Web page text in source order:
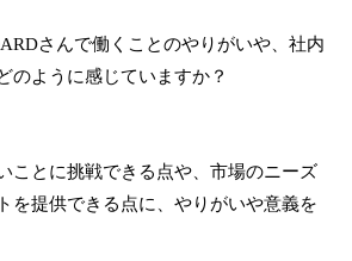
さんで働くことのやりがいや、社内
のように感じていますか？
ことに挑戦できる点や、市場のニーズ
を提供できる点に、やりがいや意義を